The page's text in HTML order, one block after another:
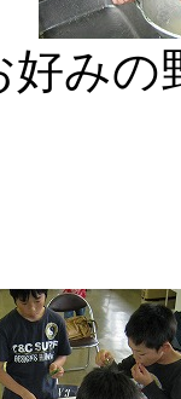
好み
】